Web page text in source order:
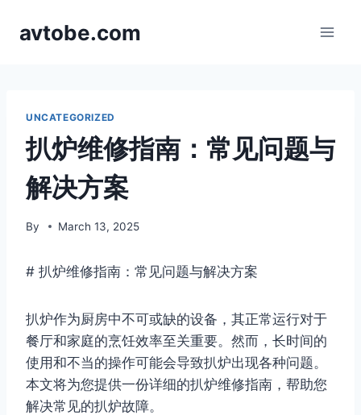
avtobe.com
UNCATEGORIZED
扒炉维修指南：常见问题与
解决方案
By March 13, 2025
# 扒炉维修指南：常见问题与解决方案
扒炉作为厨房中不可或缺的设备，其正常运行对于
餐厅和家庭的烹饪效率至关重要。然而，长时间的
使用和不当的操作可能会导致扒炉出现各种问题。
本文将为您提供一份详细的扒炉维修指南，帮助您
解决常见的扒炉故障。